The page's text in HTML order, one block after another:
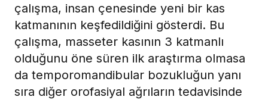
çalışma, insan çenesinde yeni bir kas
katmanının keşfedildiğini gösterdi. Bu
çalışma, masseter kasının 3 katmanlı
olduğunu öne süren ilk araştırma olmasa
da temporomandibular bozukluğun yanı
sıra diğer orofasiyal ağrıların tedavisinde